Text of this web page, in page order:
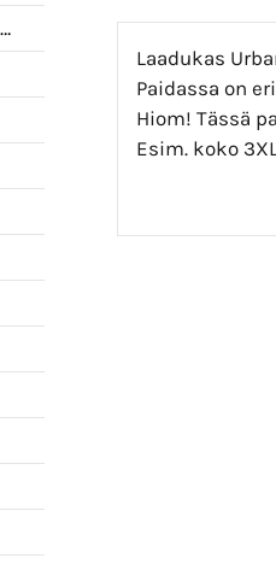
Laadukas
Paidassa on
Hiom! Tässä
Esim. koko